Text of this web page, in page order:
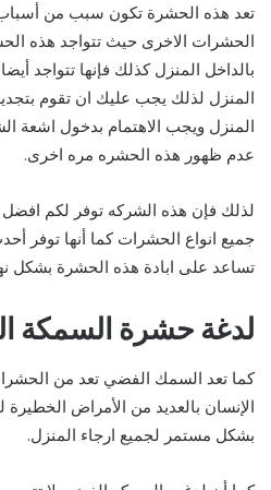
تعد هذه الحشرة تكون سبب من
الحشرات الاخرى حيث تتواجد هذه
بالداخل المنزل كذلك فإنها تتواجد
المنزل لذلك يجب عليك ان تقوم
المنزل ويجب الاهتمام بدخول اشعة
عدم ظهور هذه الحشره مره اخرى.
لذلك فإن هذه الشركه توفر لكم
جميع انواع الحشرات كما أنها توفر
تساعد على ابادة هذه الحشرة
لدغة حشرة السمكة
كما تعد السمك الفضي تعد من
الإنسان بالعديد من الأمراض
بشكل مستمر لجميع ارجاء المنزل.